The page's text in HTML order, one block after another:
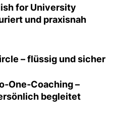
for University
und praxisnah
– flüssig und sicher
–
begleitet